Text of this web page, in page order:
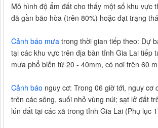
Mô hình độ ẩm đất cho thấy một số khu vực
đã gần bão hòa (trên 80%) hoặc đạt trạng
Cảnh báo mưa trong thời gian tiếp theo: Dự
tại các khu vực trên địa bàn tỉnh Gia Lai tiếp
mưa phổ biến từ 20 - 40mm, có nơi trên 60
Cảnh báo nguy cơ: Trong 06 giờ tới, nguy cơ
trên các sông, suối nhỏ vùng núi; sạt lở đất
lún đất tại các xã trong tỉnh Gia Lai (Phụ lục